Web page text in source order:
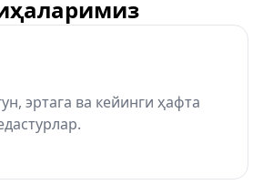
эртага ва кейинги ҳафта